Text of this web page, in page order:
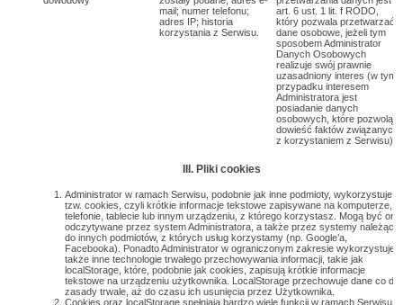
mail; numer telefonu;
adres IP; historia
korzystania z Serwisu.
art. 6 ust. 1 lit. f RODO,
który pozwala przetwarzać
dane osobowe, jeżeli tym
sposobem Administrator
Danych Osobowych
realizuje swój prawnie
uzasadniony interes (w tym
przypadku interesem
Administratora jest
posiadanie danych
osobowych, które pozwolą
dowieść faktów związanych
z korzystaniem z Serwisu).
III. Pliki cookies
Administrator w ramach Serwisu, podobnie jak inne podmioty, wykorzystuje
tzw. cookies, czyli krótkie informacje tekstowe zapisywane na komputerze,
telefonie, tablecie lub innym urządzeniu, z którego korzystasz. Mogą być one
odczytywane przez system Administratora, a także przez systemy należące
do innych podmiotów, z których usług korzystamy (np. Google’a,
Facebooka). Ponadto Administrator w ograniczonym zakresie wykorzystuje
także inne technologie trwałego przechowywania informacji, takie jak
localStorage, które, podobnie jak cookies, zapisują krótkie informacje
tekstowe na urządzeniu użytkownika. LocalStorage przechowuje dane co do
zasady trwale, aż do czasu ich usunięcia przez Użytkownika.
Cookies oraz localStorage spełniają bardzo wiele funkcji w ramach Serwisu,